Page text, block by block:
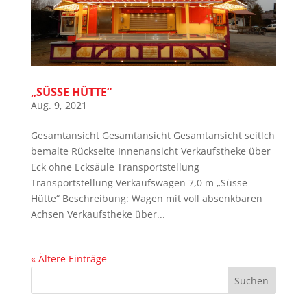
„SÜSSE HÜTTE“
Aug. 9, 2021
Gesamtansicht Gesamtansicht Gesamtansicht seitlch
bemalte Rückseite Innenansicht Verkaufstheke über
Eck ohne Ecksäule Transportstellung
Transportstellung Verkaufswagen 7,0 m „Süsse
Hütte“ Beschreibung: Wagen mit voll absenkbaren
Achsen Verkaufstheke über...
« Ältere Einträge